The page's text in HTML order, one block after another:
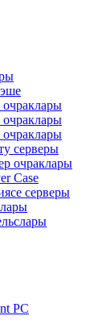
очраклары
серверы
очраклары
Case
серверы
PC